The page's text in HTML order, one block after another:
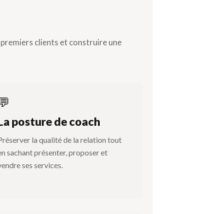
clients et construire une
posture de coach
la qualité de la relation tout
sachant présenter, proposer et
ses services.